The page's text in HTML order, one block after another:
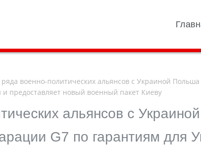
военно-политических альянсов с Украиной
предоставляет новый военный пакет Киеву
альянсов с
G7 по гарантиям для